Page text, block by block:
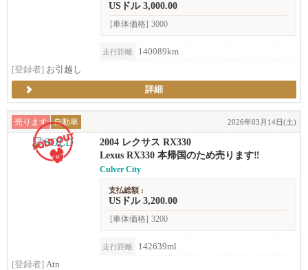
USドル 3,000.00
[車体価格] 3000
走行距離
140089km
[登録者] お引越し
詳細
売ります 自動車 2026年03月14日(土)
2004 レクサス RX330
Lexus RX330 本帰国のため売ります‼︎
Culver City
支払総額 :
USドル 3,200.00
[車体価格] 3200
走行距離
142639ml
[登録者] Atn